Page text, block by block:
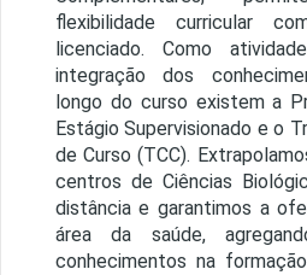
flexibilidade curricular
licenciado. Como
integração dos
longo do curso existem a
Estágio Supervisionado e o
de Curso (TCC).
centros de Ciências
distância e garantimos a
área da saúde,
conhecimentos na